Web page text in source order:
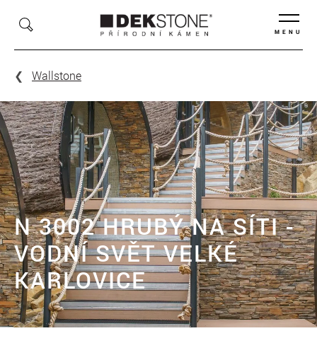
MENU
Wallstone
N 3002 HRUBÝ NA SÍTI -
VODNÍ SVĚT VELKÉ
KARLOVICE